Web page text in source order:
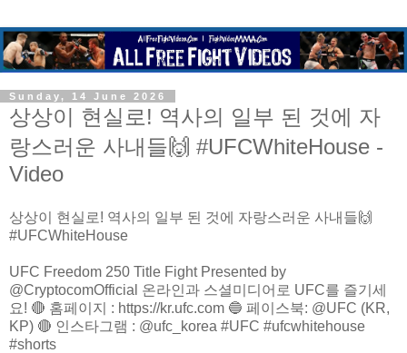
Sunday, 14 June 2026
상상이 현실로! 역사의 일부 된 것에 자
랑스러운 사내들🙌 #UFCWhiteHouse -
Video
상상이 현실로! 역사의 일부 된 것에 자랑스러운 사내들🙌
#UFCWhiteHouse
UFC Freedom 250 Title Fight Presented by
@CryptocomOfficial 온라인과 스셜미디어로 UFC를 즐기세
요! 🔴 홈페이지 : https://kr.ufc.com 🔵 페이스북: @UFC (KR,
KP) 🔴 인스타그램 : @ufc_korea #UFC #ufcwhitehouse
#shorts